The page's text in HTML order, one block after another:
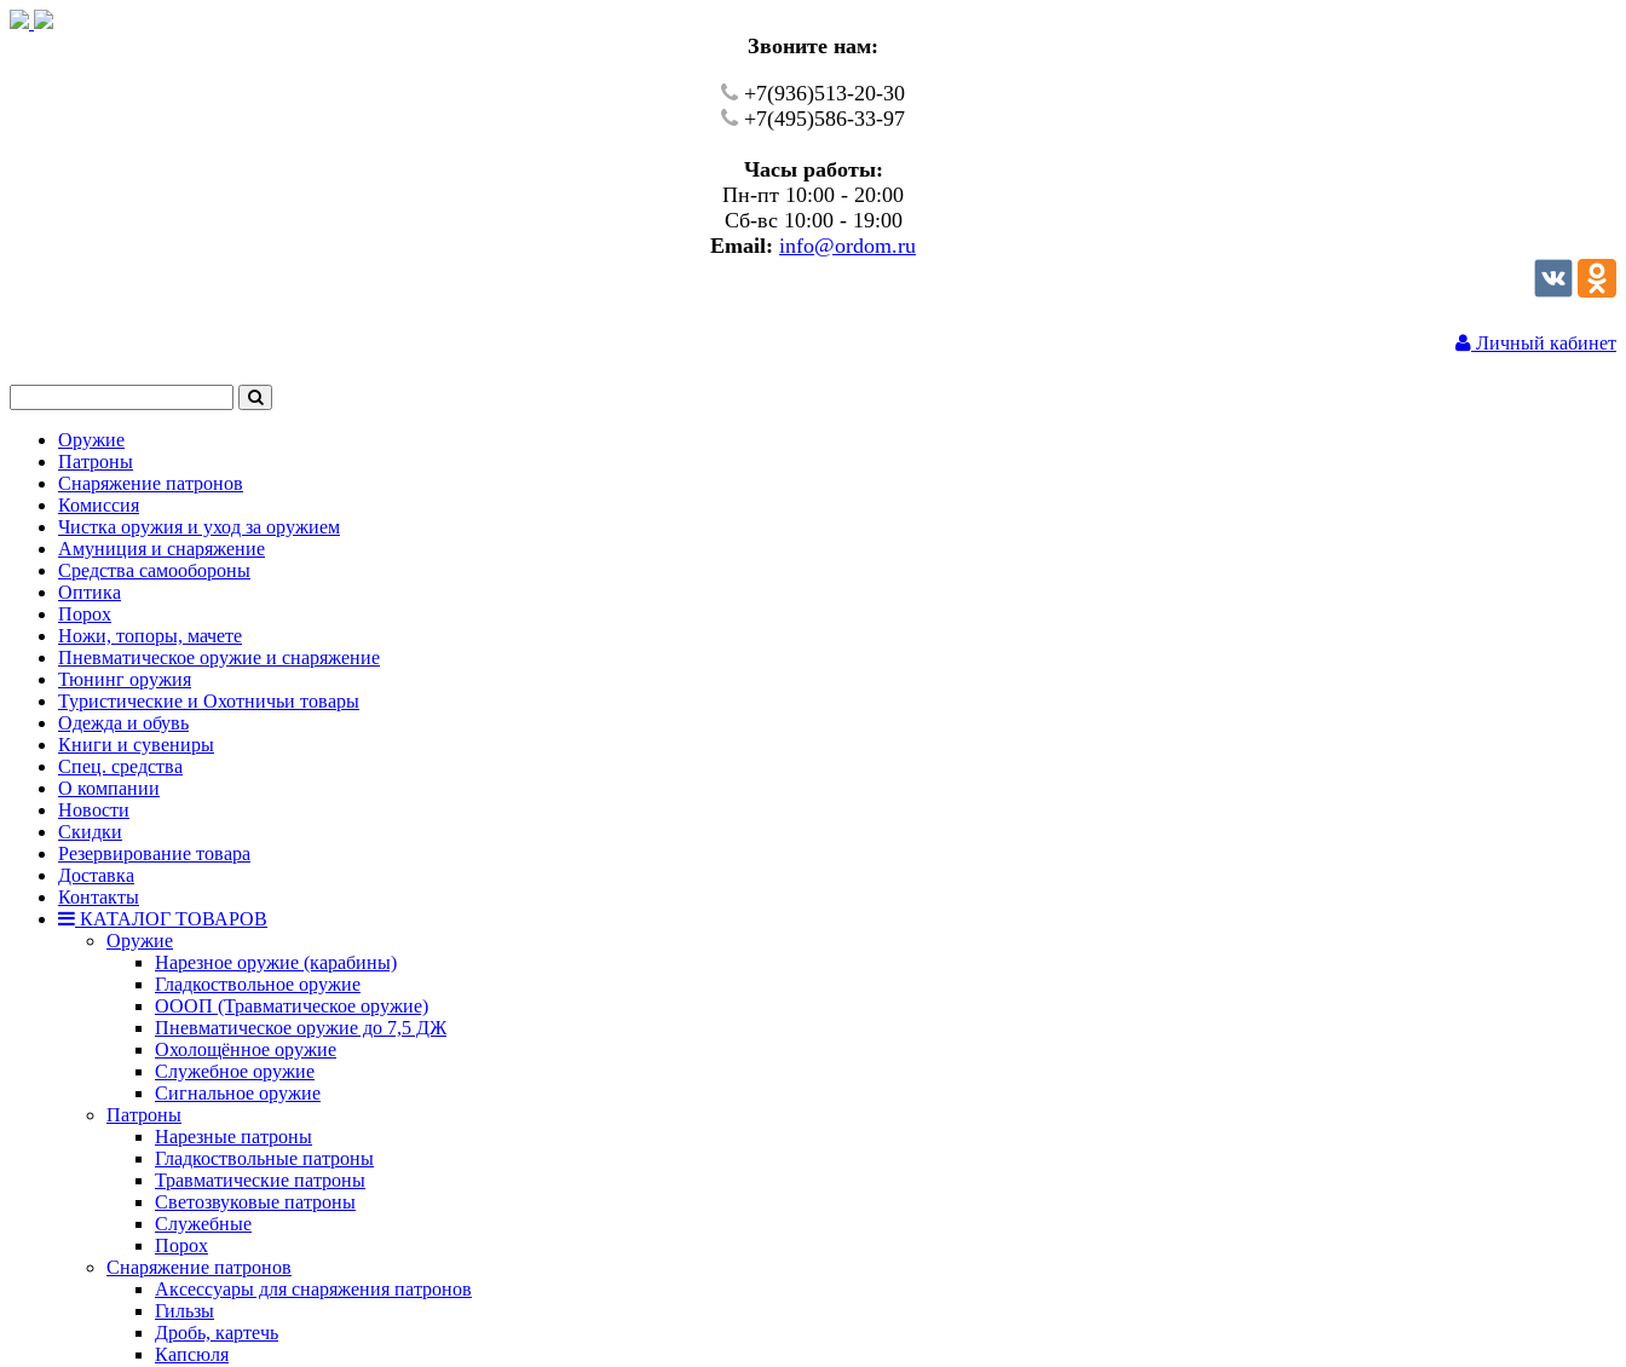
Звоните нам:
+7(936)513-20-30
+7(495)586-33-97
Часы работы:
Пн-пт 10:00 - 20:00
Сб-вс 10:00 - 19:00
Email: info@ordom.ru
Личный кабинет
Оружие
Патроны
Снаряжение патронов
Комиссия
Чистка оружия и уход за оружием
Амуниция и снаряжение
Средства самообороны
Оптика
Порох
Ножи, топоры, мачете
Пневматическое оружие и снаряжение
Тюнинг оружия
Туристические и Охотничьи товары
Одежда и обувь
Книги и сувениры
Спец. средства
О компании
Новости
Скидки
Резервирование товара
Доставка
Контакты
КАТАЛОГ ТОВАРОВ
Оружие
Нарезное оружие (карабины)
Гладкоствольное оружие
ОООП (Травматическое оружие)
Пневматическое оружие до 7,5 ДЖ
Охолощённое оружие
Служебное оружие
Сигнальное оружие
Патроны
Нарезные патроны
Гладкоствольные патроны
Травматические патроны
Светозвуковые патроны
Служебные
Порох
Снаряжение патронов
Аксессуары для снаряжения патронов
Гильзы
Дробь, картечь
Капсюля